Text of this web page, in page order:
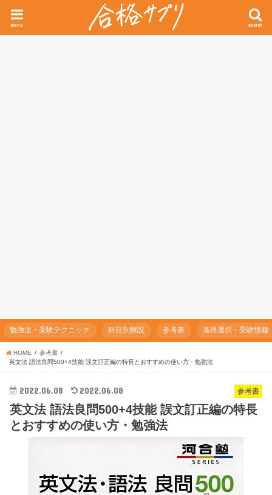
search
menu
勉強法・受験テクニック 科目別解説 参考書 進路選択・受験情報
HOME
参考書
英文法 語法良問500+4技能 誤文訂正編の特長とおすすめの使い方・勉強法
参考書
2022.06.08 2022.06.08
英文法 語法良問500+4技能 誤文訂正編の特長
とおすすめの使い方・勉強法